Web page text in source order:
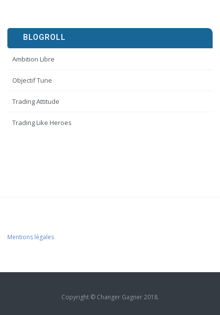
BLOGROLL
Ambition Libre
Objectif Tune
Trading Attitude
Trading Like Heroes
Mentions légales
Copyright © Changer Gagner 2018.